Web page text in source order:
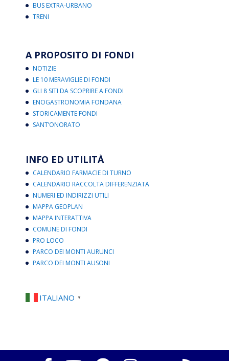
BUS EXTRA-URBANO
TRENI
A PROPOSITO DI FONDI
NOTIZIE
LE 10 MERAVIGLIE DI FONDI
GLI 8 SITI DA SCOPRIRE A FONDI
ENOGASTRONOMIA FONDANA
STORICAMENTE FONDI
SANT’ONORATO
INFO ED UTILITÀ
CALENDARIO FARMACIE DI TURNO
CALENDARIO RACCOLTA DIFFERENZIATA
NUMERI ED INDIRIZZI UTILI
MAPPA GEOPLAN
MAPPA INTERATTIVA
COMUNE DI FONDI
PRO LOCO
PARCO DEI MONTI AURUNCI
PARCO DEI MONTI AUSONI
ITALIANO ▼